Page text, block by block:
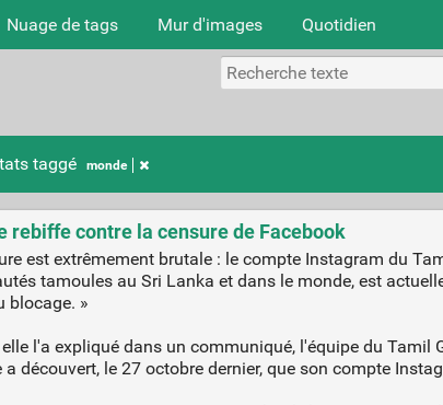
Nuage de tags Mur d'images Quotidien
taggé monde
rebiffe contre la censure de Facebook
est extrêmement brutale : le compte Instagram du
tamoules au Sri Lanka et dans le monde, est
blocage. »
l'a expliqué dans un communiqué, l'équipe du
a découvert, le 27 octobre dernier, que son compte